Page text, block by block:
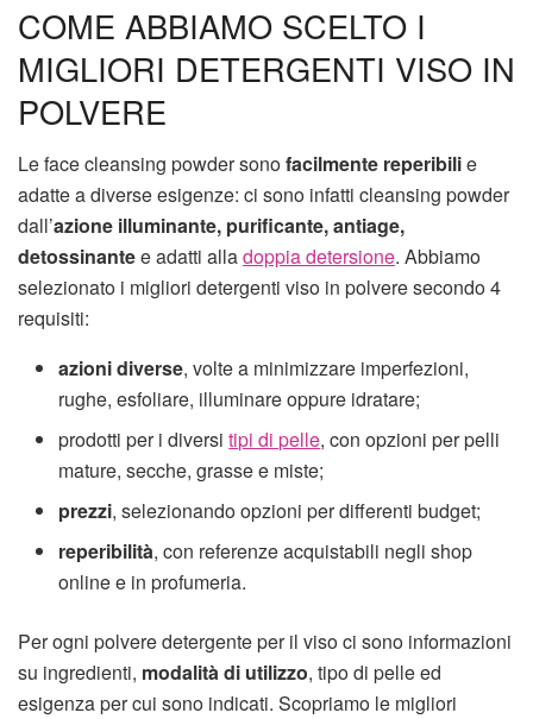
COME ABBIAMO SCELTO I
MIGLIORI DETERGENTI VISO IN
POLVERE
Le face cleansing powder sonofacilmente reperibilie
adatte a diverse esigenze: ci sono infatti cleansing powder
dall’azione illuminante, purificante, antiage,
detossinantee adatti alladoppia detersione. Abbiamo
selezionato i migliori detergenti viso in polvere secondo 4
requisiti:
azioni diverse, volte a minimizzare imperfezioni,
rughe, esfoliare, illuminare oppure idratare;
prodotti per i diversitipi di pelle, con opzioni per pelli
mature, secche, grasse e miste;
prezzi, selezionando opzioni per differenti budget;
reperibilità, con referenze acquistabili negli shop
online e in profumeria.
Per ogni polvere detergente per il viso ci sono informazioni
su ingredienti, modalità di utilizzo, tipo di pelle ed
esigenza per cui sono indicati. Scopriamo le migliori